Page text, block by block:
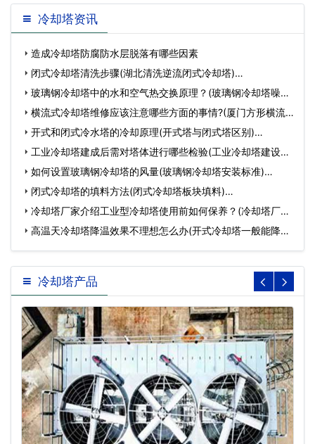
冷却塔资讯
造成冷却塔防腐防水层脱落有哪些因素
闭式冷却塔清洗步骤(湖北清洗逆流闭式冷却塔)…
玻璃钢冷却塔中的水和空气热交换原理？(玻璃钢冷却塔噪声
标准…
横流式冷却塔维修应该注意哪些方面的事情?(厦门方形横流
式…开式和闭式冷水塔的冷却原理(开式塔与闭式塔区别)…
工业冷却塔建成后需对塔体进行哪些检验(工业冷却塔建设方
案…如何设置玻璃钢冷却塔的风量(玻璃钢冷却塔安装标准)…
闭式冷却塔的填料方法(闭式冷却塔板块填料)…
冷却塔厂家介绍工业型冷却塔使用前如何保养？(冷却塔厂家
介绍…
高温天冷却塔降温效果不理想怎么办(开式冷却塔一般能降温
多…
冷却塔产品